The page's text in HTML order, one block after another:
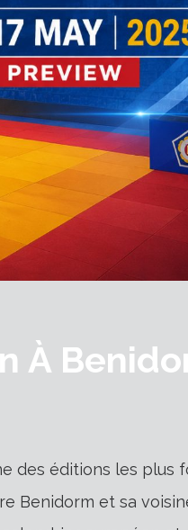
À
des éditions les plus
Benidorm et sa